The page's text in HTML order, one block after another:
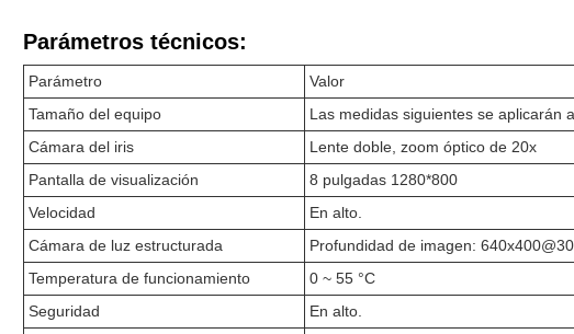
Parámetros técnicos:
Parámetro
Valor
Tamaño del equipo
Las medidas siguientes se aplicarán
Cámara del iris
Lente doble, zoom óptico de 20x
Pantalla de visualización
8 pulgadas 1280*800
Velocidad
En alto.
Cámara de luz estructurada
Profundidad de imagen:
Temperatura de funcionamiento
0 ~ 55 °C
Seguridad
En alto.